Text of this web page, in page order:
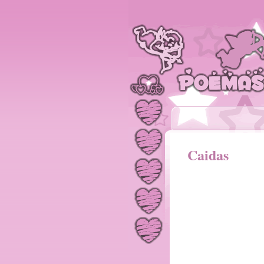
Caidas